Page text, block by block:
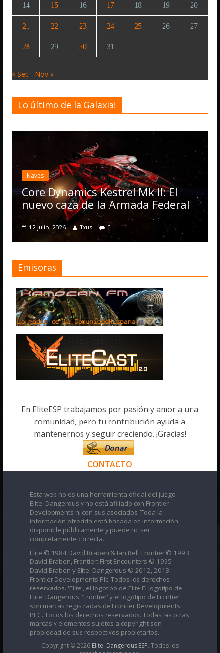
14 15 16 17 18 19 20
21 22 23 24 25 26 27
28 29 30 31
« Sep Nov »
Lo último de la Galaxia!
Kestrel Mk II: El
de la Armada Federal
Txus 0
Noticias
Elite
Operations,
numerosas
4 julio, 2026
Emisoras
En EliteESP trabajamos por pasión y amor a una
comunidad, pero tu contribución ayuda a
mantenernos y seguir creciendo. ¡Gracias!
CONTACTO
Esta web no es una herramienta oficial del juego
Elite: Dangerous y no está afiliado con Frontier
Developments ni con sus asociados. Toda la
información ofrecida está basada en información
disponible públicamente y puede no ser
completamente correcta.
Elite © 1984 David Braben & Ian Bell. Frontier © 1993
David Braben, Frontier: First Encounters © 1995
David Braben y Elite: Dangerous © 2012, 2013
Frontier Developments Plc. Todos los derechos
reservados. 'Elite', el logotipo de Elite El logotipo de
Elite: Dangerous, 'Frontier' y el logotipo de Frontier
son marcas registradas de Frontier Developments
PLC. Todos los derechos reservados. Todas las otras
marcas y elementos sujetos a copyright son
propiedad de sus respectivos propietarios.
Copyright © 2026 Elite: Dangerous ESP. Todos los